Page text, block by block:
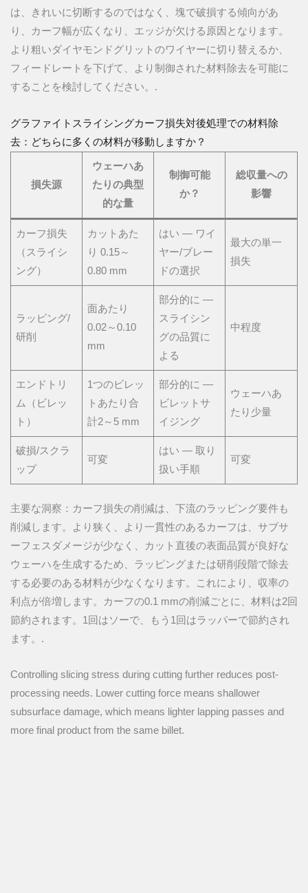
は、きれいに切断するのではなく、塊で破損する傾向があ
り、カーフ幅が広くなり、エッジが欠ける原因となります。
より粗いダイヤモンドグリットのワイヤーに切り替えるか、
フィードレートを下げて、より制御された材料除去を可能に
することを検討してください。.
グラファイトスライシングカーフ損失対後処理での材料除
去：どちらに多くの材料が移動しますか？
損失源
ウェーハあ
たりの典型
的な量
制御可能
か？
総収量への
影響
カーフ損失
（スライシ
ング）
カットあた
り 0.15～
0.80 mm
はい — ワイ
ヤー/ブレー
ドの選択
最大の単一
損失
ラッピング/
研削
面あたり
0.02～0.10
mm
部分的に —
スライシン
グの品質に
よる
中程度
エンドトリ
ム（ビレッ
ト）
1つのビレッ
トあたり合
計2～5 mm
部分的に —
ビレットサ
イジング
ウェーハあ
たり少量
破損/スクラ
ップ
可変
はい — 取り
扱い手順
可変
主要な洞察：カーフ損失の削減は、下流のラッピング要件も
削減します。より狭く、より一貫性のあるカーフは、サブサ
ーフェスダメージが少なく、カット直後の表面品質が良好な
ウェーハを生成するため、ラッピングまたは研削段階で除去
する必要のある材料が少なくなります。これにより、収率の
利点が倍増します。カーフの0.1 mmの削減ごとに、材料は2回
節約されます。1回はソーで、もう1回はラッパーで節約され
ます。.
Controlling slicing stress during cutting further reduces post-
processing needs. Lower cutting force means shallower
subsurface damage, which means lighter lapping passes and
more final product from the same billet.